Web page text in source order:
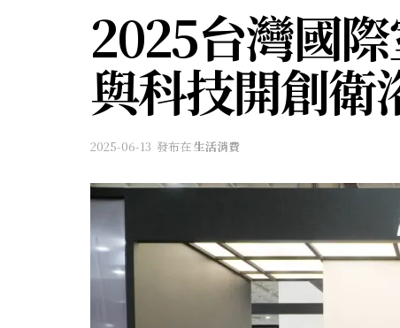
2025台灣國
與科技開創衛
2025-06-13 發布在生活消費